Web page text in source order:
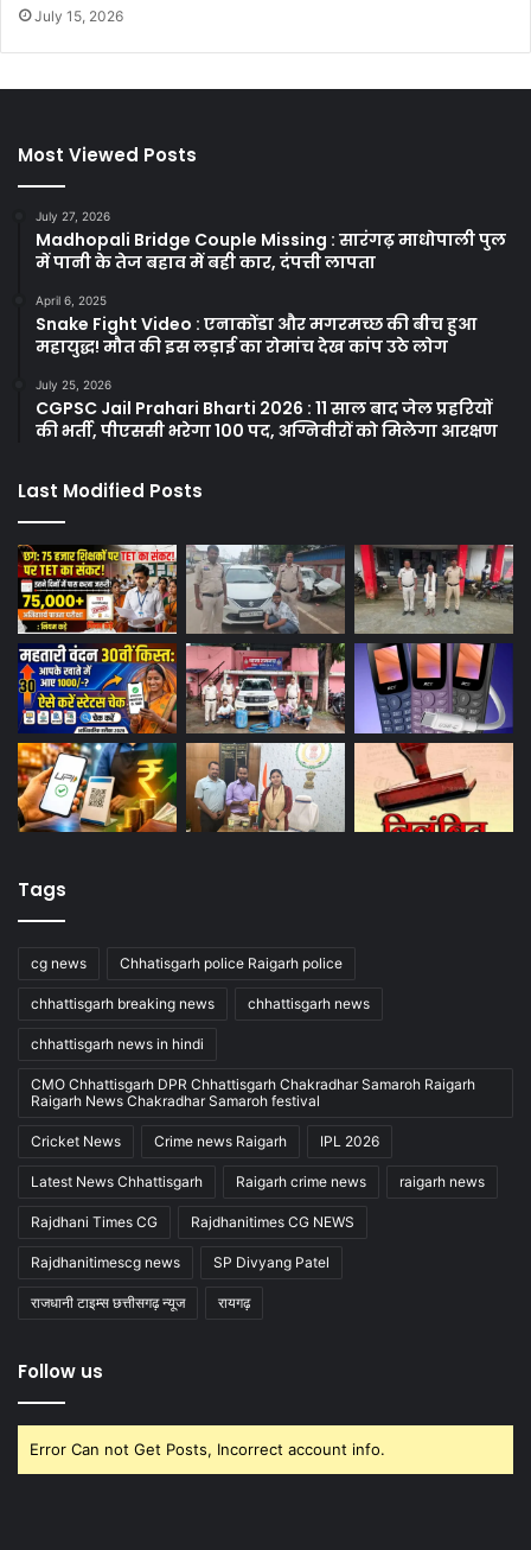
July 15, 2026
Most Viewed Posts
July 27, 2026
Madhopali Bridge Couple Missing : सारंगढ़ माधोपाली पुल
में पानी के तेज बहाव में बही कार, दंपत्ती लापता
April 6, 2025
Snake Fight Video : एनाकोंडा और मगरमच्छ की बीच हुआ
महायुद्ध! मौत की इस लड़ाई का रोमांच देख कांप उठे लोग
July 25, 2026
CGPSC Jail Prahari Bharti 2026 : 11 साल बाद जेल प्रहरियों
की भर्ती, पीएससी भरेगा 100 पद, अग्निवीरों को मिलेगा आरक्षण
Last Modified Posts
Tags
cg news Chhatisgarh police Raigarh police
chhattisgarh breaking news chhattisgarh news
chhattisgarh news in hindi
CMO Chhattisgarh DPR Chhattisgarh Chakradhar Samaroh Raigarh
Raigarh News Chakradhar Samaroh festival
Cricket News Crime news Raigarh IPL 2026
Latest News Chhattisgarh Raigarh crime news raigarh news
Rajdhani Times CG Rajdhanitimes CG NEWS
Rajdhanitimescg news SP Divyang Patel
राजधानी टाइम्स छत्तीसगढ़ न्यूज रायगढ़
Follow us
Error Can not Get Posts, Incorrect account info.